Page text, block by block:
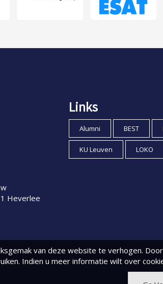
Links
Alumni BEST
KU Leuven LOKO
Heverlee
van deze website te verhogen.
Indien u meer informatie wilt over